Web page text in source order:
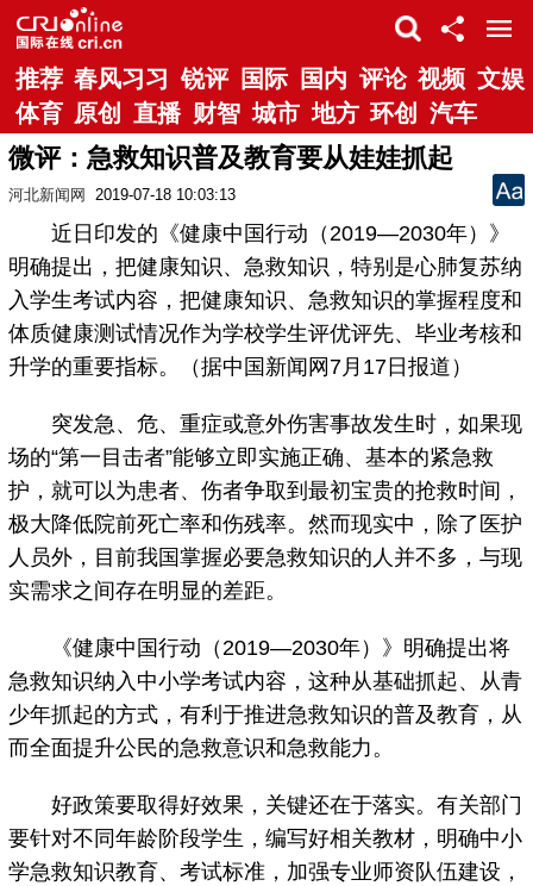
推荐 春风习习 锐评 国际 国内 评论 视频 文娱
体育 原创 直播 财智 城市 地方 环创 汽车
微评：急救知识普及教育要从娃娃抓起
河北新闻网 2019-07-18 10:03:13
近日印发的《健康中国行动（2019—2030年）》
明确提出，把健康知识、急救知识，特别是心肺复苏纳
入学生考试内容，把健康知识、急救知识的掌握程度和
体质健康测试情况作为学校学生评优评先、毕业考核和
升学的重要指标。（据中国新闻网7月17日报道）
突发急、危、重症或意外伤害事故发生时，如果现
场的“第一目击者”能够立即实施正确、基本的紧急救
护，就可以为患者、伤者争取到最初宝贵的抢救时间，
极大降低院前死亡率和伤残率。然而现实中，除了医护
人员外，目前我国掌握必要急救知识的人并不多，与现
实需求之间存在明显的差距。
《健康中国行动（2019—2030年）》明确提出将
急救知识纳入中小学考试内容，这种从基础抓起、从青
少年抓起的方式，有利于推进急救知识的普及教育，从
而全面提升公民的急救意识和急救能力。
好政策要取得好效果，关键还在于落实。有关部门
要针对不同年龄阶段学生，编写好相关教材，明确中小
学急救知识教育、考试标准，加强专业师资队伍建设，